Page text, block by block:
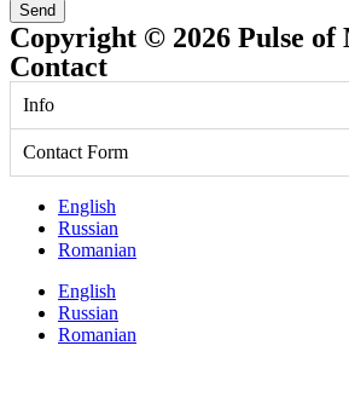
Send
Copyright © 2026 Pulse
Contact
Info
Contact Form
English
Russian
Romanian
English
Russian
Romanian